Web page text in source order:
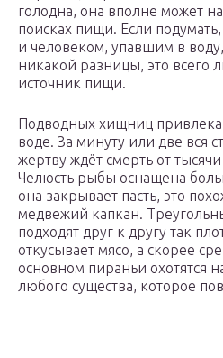
голодна, она вполне может
поисках пищи. Если
и человеком, упавшим в
никакой разницы, это всего
источник пищи.
Подводных хищниц
воде. За минуту или две вся
жертву ждёт смерть от
Челюсть рыбы оснащена
она закрывает пасть, это
медвежий капкан.
подходят друг к другу так
откусывает мясо, а скорее
основном пираньи охотятся
любого существа, которое